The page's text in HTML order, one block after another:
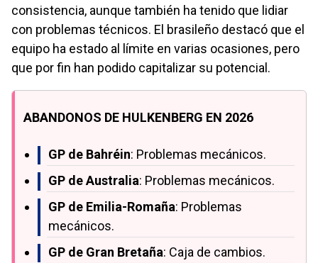
consistencia, aunque también ha tenido que lidiar
con problemas técnicos. El brasileño destacó que el
equipo ha estado al límite en varias ocasiones, pero
que por fin han podido capitalizar su potencial.
ABANDONOS DE HULKENBERG EN 2026
GP de Bahréin: Problemas mecánicos.
GP de Australia: Problemas mecánicos.
GP de Emilia-Romaña: Problemas
mecánicos.
GP de Gran Bretaña: Caja de cambios.